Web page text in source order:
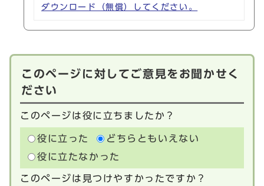
ダウンロード（無償）してください。
このページに対してご意見をお聞かせく
ださい
このページは役に立ちましたか？
役に立った
どちらともいえない
役に立たなかった
このページは見つけやすかったですか？